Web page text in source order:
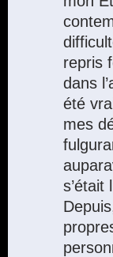
repris
dans
été
mes
s’était